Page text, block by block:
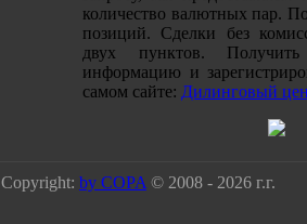
количество валютных пар.
позиций. Сделки без
двух пунктов.
информацию и
самом сайте: Дилинговый
Copyright: by COPA © 2008 - 2026 г.г.